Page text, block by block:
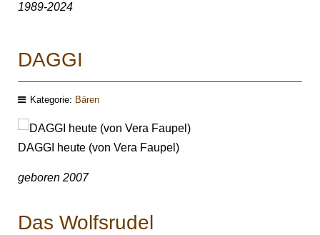
1989-2024
DAGGI
Kategorie: Bären
DAGGI heute (von Vera Faupel)
geboren 2007
Das Wolfsrudel